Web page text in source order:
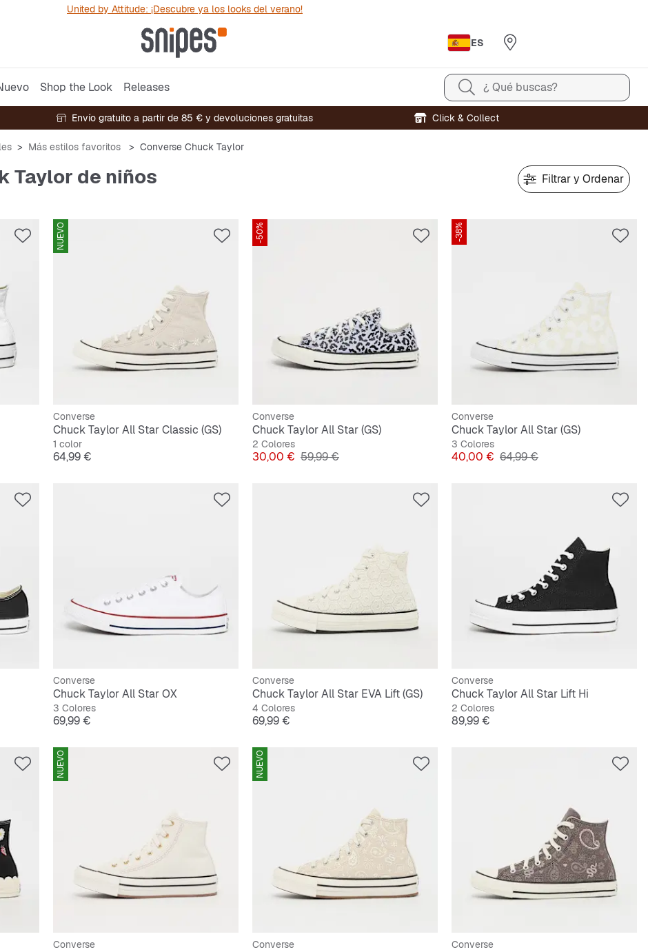
United by Attitude: ¡Descubre ya los looks del verano!
ES
Shop the Look Releases ¿ Qué buscas?
Envío gratuito a partir de 85 € y devoluciones gratuitas Click & Collect
Más estilos favoritos Converse Chuck Taylor
Taylor de niños Filtrar y Ordenar
NUEVO
Converse
Chuck Taylor All Star Classic (GS)
1 color
Precio
64,99 €
-50%
Converse
Chuck Taylor All Star (GS)
2 Colores
Precio
30,00 € Precio original
59,99 €
-38%
Converse
Chuck Taylor All Star (GS)
3 Colores
Precio
40,00 € Precio original
64,99 €
Converse
Chuck Taylor All Star OX
3 Colores
Precio
69,99 €
Converse
Chuck Taylor All Star EVA Lift (GS)
4 Colores
Precio
69,99 €
Converse
Chuck Taylor All Star Lift Hi
2 Colores
Precio
89,99 €
NUEVO
Converse
NUEVO
Converse Converse